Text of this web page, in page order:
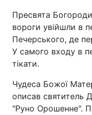
Пресвята
вороги увійшли в
Печерського, де
У самого входу в
тікати.
Чудеса Божої
описав святитель
"Руно Орошенне".